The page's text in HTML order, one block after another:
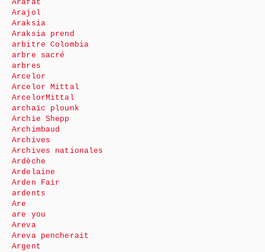
Arafat
Arajol
Araksia
Araksia prend
arbitre Colombia
arbre sacré
arbres
Arcelor
Arcelor Mittal
ArcelorMittal
archaïc plounk
Archie Shepp
Archimbaud
Archives
Archives nationales
Ardèche
Ardelaine
Arden Fair
ardents
Are
are you
Areva
Areva pencherait
Argent